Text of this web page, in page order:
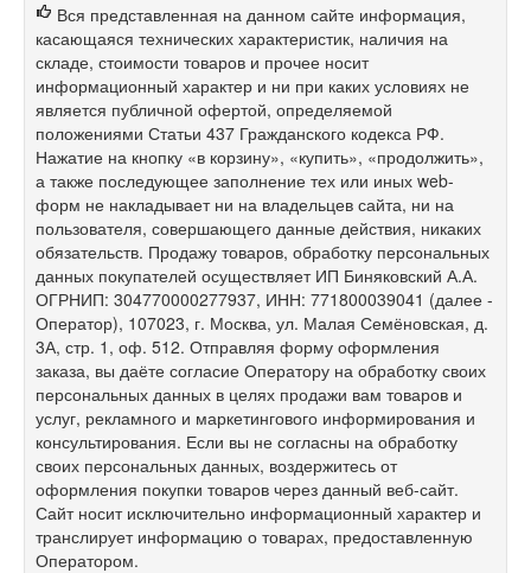
Вся представленная на данном сайте информация,
касающаяся технических характеристик, наличия на
складе, стоимости товаров и прочее носит
информационный характер и ни при каких условиях не
является публичной офертой, определяемой
положениями Статьи 437 Гражданского кодекса РФ.
Нажатие на кнопку «в корзину», «купить», «продолжить»,
а также последующее заполнение тех или иных web-
форм не накладывает ни на владельцев сайта, ни на
пользователя, совершающего данные действия, никаких
обязательств. Продажу товаров, обработку персональных
данных покупателей осуществляет ИП Биняковский А.А.
ОГРНИП: 304770000277937, ИНН: 771800039041 (далее -
Оператор), 107023, г. Москва, ул. Малая Семёновская, д.
3А, стр. 1, оф. 512. Отправляя форму оформления
заказа, вы даёте согласие Оператору на обработку своих
персональных данных в целях продажи вам товаров и
услуг, рекламного и маркетингового информирования и
консультирования. Если вы не согласны на обработку
своих персональных данных, воздержитесь от
оформления покупки товаров через данный веб-сайт.
Сайт носит исключительно информационный характер и
транслирует информацию о товарах, предоставленную
Оператором.